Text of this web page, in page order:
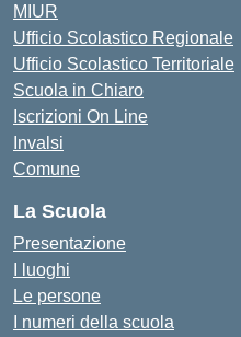
MIUR
Ufficio Scolastico Regionale
Ufficio Scolastico Territoriale
Scuola in Chiaro
Iscrizioni On Line
Invalsi
Comune
La Scuola
Presentazione
I luoghi
Le persone
I numeri della scuola